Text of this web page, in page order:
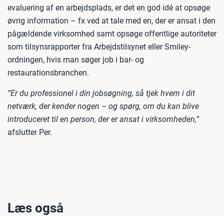
evaluering af en arbejdsplads, er det en god idé at opsøge
øvrig information – fx ved at tale med en, der er ansat i den
pågældende virksomhed samt opsøge offentlige autoriteter
som tilsynsrapporter fra Arbejdstilsynet eller Smiley-
ordningen, hvis man søger job i bar- og
restaurationsbranchen.
”Er du professionel i din jobsøgning, så tjek hvem i dit
netværk, der kender nogen – og spørg, om du kan blive
introduceret til en person, der er ansat i virksomheden,”
afslutter Per.
Læs også